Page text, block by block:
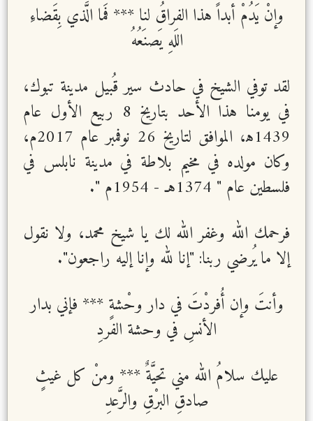
وإنْ يَدُمْ أبداً هذا الفراقُ لنا*** فَما الَّذي بِقَضاءِ
اللَهِ يَصنَعُهُ
لقد توفي الشيخ في حادث سير قُبيل مدينة تبوك،
في يومنا هذا الأحد بتاريخ 8 ربيع الأول عام
1439ﻫ، الموافق لتاريخ 26 نوفمبر عام 2017م،
وكان مولده في مخيم بلاطة في مدينة نابلس في
فلسطين عام " 1374هـ - 1954م ".
فرحمك الله وغفر الله لك يا شيخ محمد، ولا نقول
إلا ما يُرضي ربنا: "إنا لله وإنا إليه راجعون".
وأنتَ وإن أُفردْتَ في دار وحْشةٍ*** فإني بدار
الأنسِ في وحشة الفردِ
عليك سلامُ الله مني تحيَّةٌ*** ومنْ كل غيثٍ
صادقِ البرْقِ والرَّعدِ